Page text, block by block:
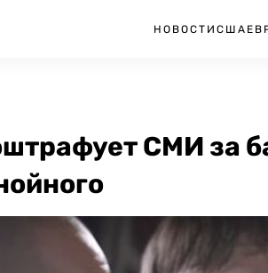
НОВОСТИ США
СМИ за